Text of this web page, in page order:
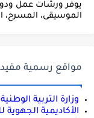
يوفر ورشات عمل
الموسيقى، المسرح،
مواقع رسمية
وزارة التربية
الأكاديمية